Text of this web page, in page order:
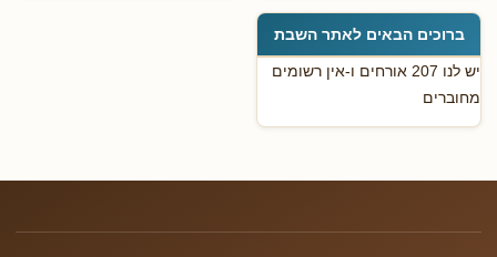
ברוכים הבאים לאתר השבת
יש לנו 207 אורחים ו-אין רשומים
מחוברים